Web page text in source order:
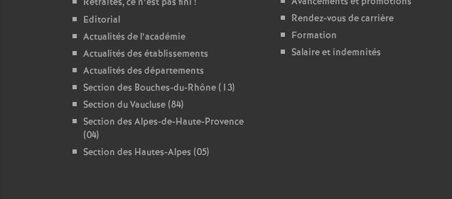
Editorial
Actualités de l’académie
Actualités des établissements
Actualités des départements
Section des Bouches-du-Rhône (13)
Section du Vaucluse (84)
Section des Alpes-de-Haute-Provence
(04)
Section des Hautes-Alpes (05)
Rendez-vous de carrière
Formation
Salaire et indemnités